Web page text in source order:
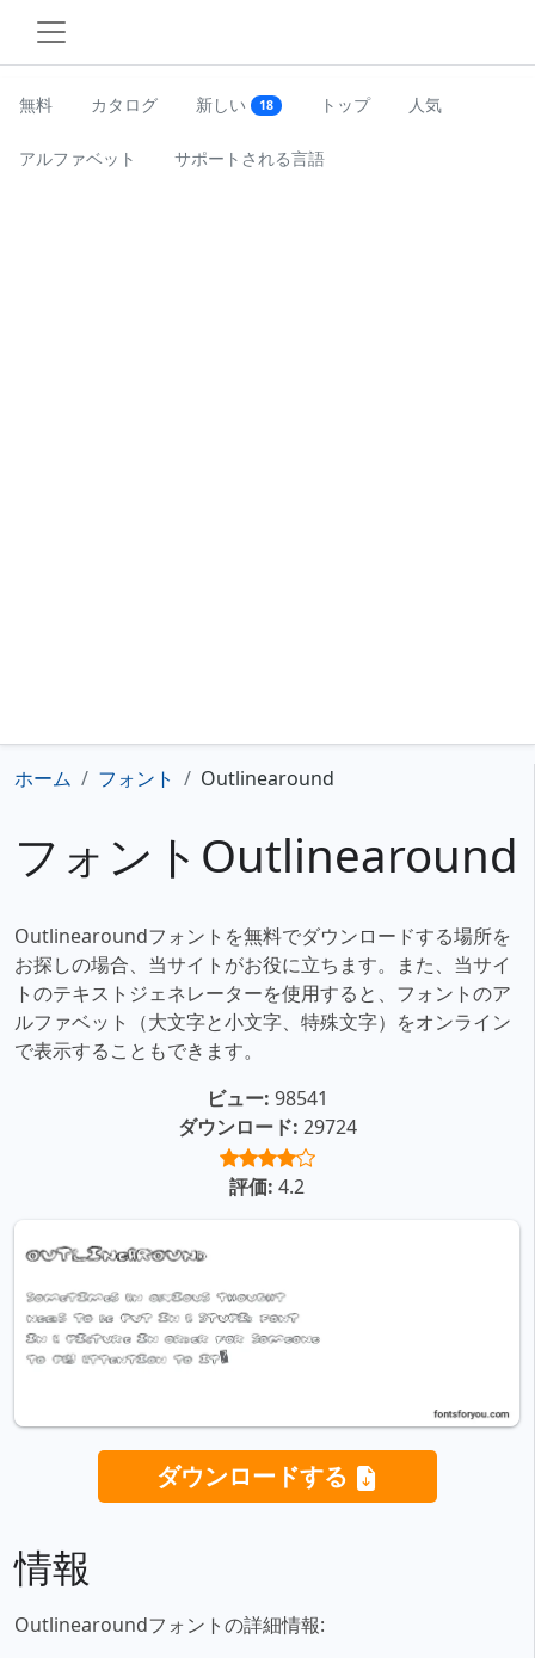
無料 カタログ 新しい 18 トップ 人気
アルファベット サポートされる言語
ホーム フォント Outlinearound
フォントOutlinearound
Outlinearoundフォントを無料でダウンロードする場所を
お探しの場合、当サイトがお役に立ちます。また、当サイ
トのテキストジェネレーターを使用すると、フォントのア
ルファベット（大文字と小文字、特殊文字）をオンライン
で表示することもできます。
ビュー: 98541
ダウンロード: 29724
評価: 4.2
ダウンロードする
情報
Outlinearoundフォントの詳細情報: